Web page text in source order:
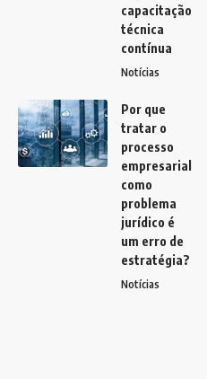
capacitação
técnica
contínua
Notícias
Por que
tratar o
processo
empresarial
como
problema
jurídico é
um erro de
estratégia?
Notícias